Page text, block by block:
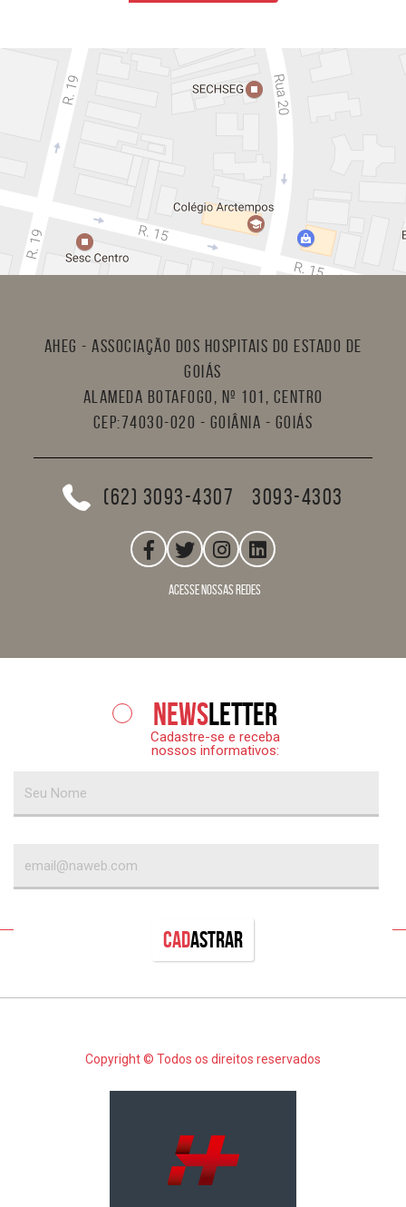
AHEG - Associação dos Hospitais do Estado de
Goiás
Alameda Botafogo, nº 101, Centro
CEP:74030-020 - Goiânia - Goiás
(62) 3093-4307 3093-4303
acesse nossas redes
Newsletter
Cadastre-se e receba
nossos informativos:
Cadastrar
Copyright © Todos os direitos reservados